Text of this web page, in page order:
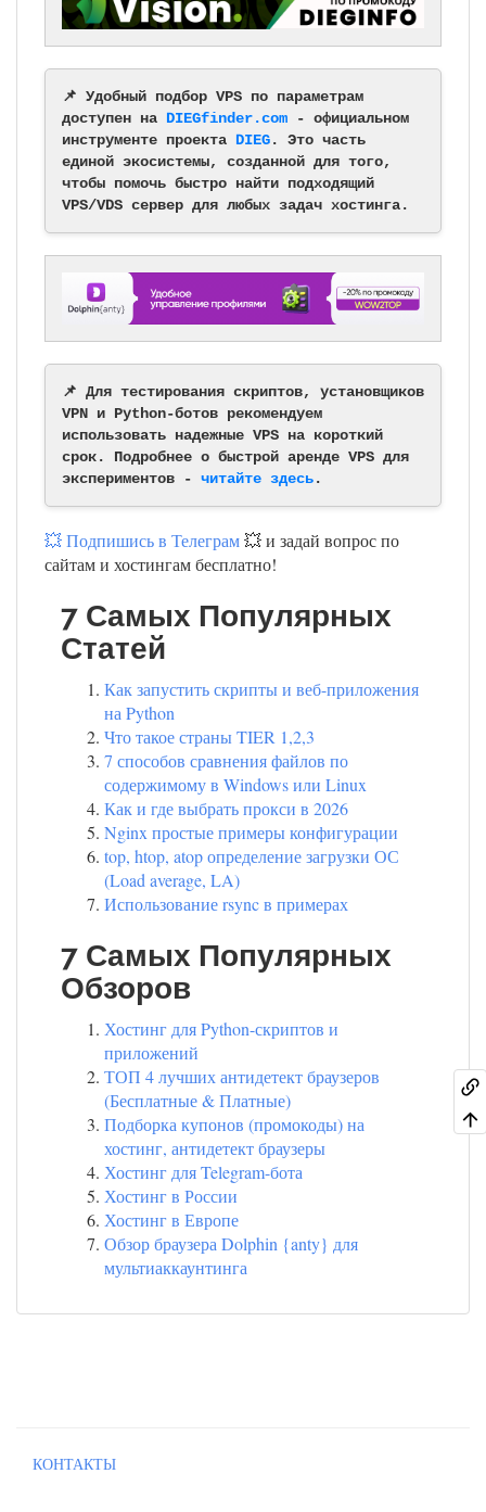
📌 Удобный подбор VPS по параметрам
доступен на DIEGfinder.com - официальном
инструменте проекта DIEG. Это часть
единой экосистемы, созданной для того,
чтобы помочь быстро найти подходящий
VPS/VDS сервер для любых задач хостинга.
📌 Для тестирования скриптов, установщиков
VPN и Python-ботов рекомендуем
использовать надежные VPS на короткий
срок. Подробнее о быстрой аренде VPS для
экспериментов - читайте здесь.
💥 Подпишись в Телеграм💥 и задай вопрос по
сайтам и хостингам бесплатно!
7 Самых Популярных
Статей
Как запустить скрипты и веб-приложения
на Python
Что такое страны TIER 1,2,3
7 способов сравнения файлов по
содержимому в Windows или Linux
Как и где выбрать прокси в 2026
Nginx простые примеры конфигурации
top, htop, atop определение загрузки ОС
(Load average, LA)
Использование rsync в примерах
7 Самых Популярных
Обзоров
Хостинг для Python-скриптов и
приложений
ТОП 4 лучших антидетект браузеров
(Бесплатные & Платные)
Подборка купонов (промокоды) на
хостинг, антидетект браузеры
Хостинг для Telegram-бота
Хостинг в России
Хостинг в Европе
Обзор браузера Dolphin {anty} для
мультиаккаунтинга
КОНТАКТЫ